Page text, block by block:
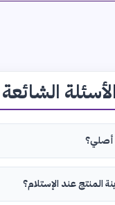
الأسئلة الشائعة
أصلي؟
المنتج عند الإستلام؟